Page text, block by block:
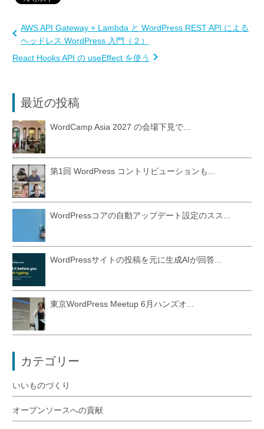
AWS API Gateway + Lambda と WordPress REST API による
ヘッドレス WordPress 入門（２）
React Hooks API の useEffect を使う
最近の投稿
WordCamp Asia 2027 の会場下見で...
第1回 WordPress コントリビューションも...
WordPressコアの自動アップデート設定のスス...
WordPressサイトの投稿を元に生成AIが回答...
東京WordPress Meetup 6月ハンズオ...
カテゴリー
いいものづくり
オープンソースへの貢献